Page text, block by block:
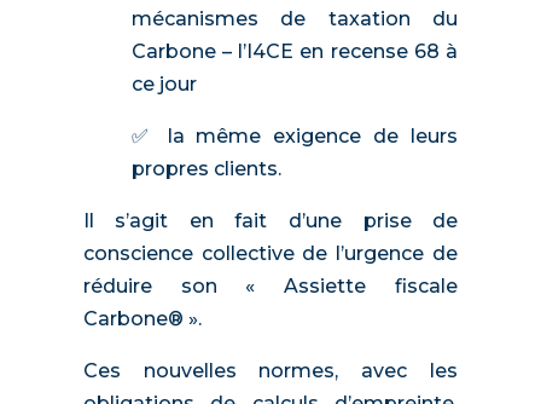
mécanismes de taxation du
Carbone – l’I4CE en recense 68 à
ce jour
✅ la même exigence de leurs
propres clients.
Il s’agit en fait d’une prise de
conscience collective de l’urgence de
réduire son « Assiette fiscale
Carbone® ».
Ces nouvelles normes, avec les